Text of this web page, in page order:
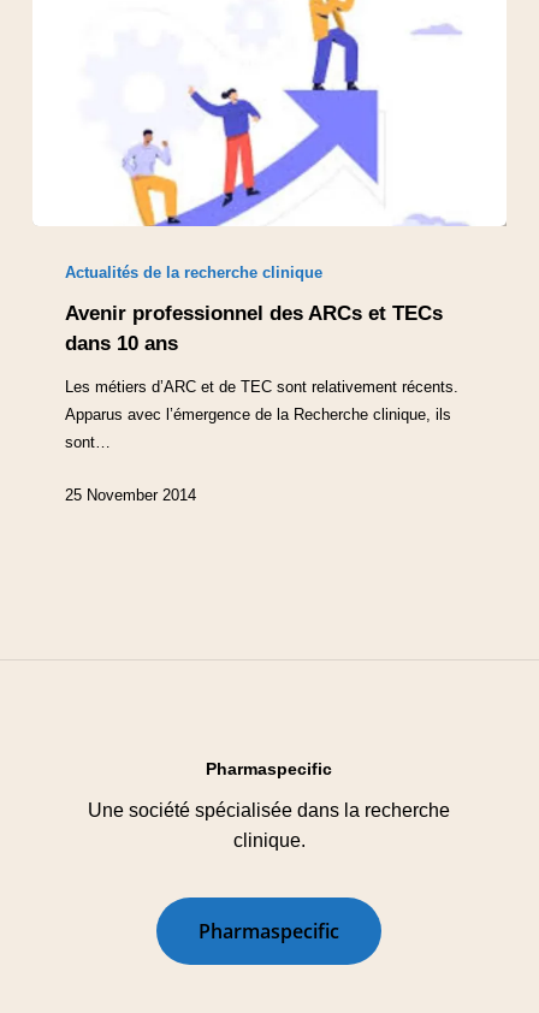
Actualités de la recherche clinique
Avenir professionnel des ARCs et TECs
dans 10 ans
Les métiers d’ARC et de TEC sont relativement récents.
Apparus avec l’émergence de la Recherche clinique, ils
sont…
25 November 2014
Pharmaspecific
Une société spécialisée dans la recherche
clinique.
Pharmaspecific